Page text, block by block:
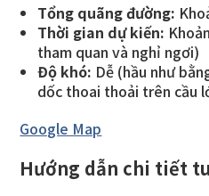
Tổng quãng đường:
Thời gian dự kiến:
tham quan và nghỉ ngơi)
Độ khó: Dễ (hầu như
dốc thoai thoải trên cầu
Google Map
Hướng dẫn chi tiết